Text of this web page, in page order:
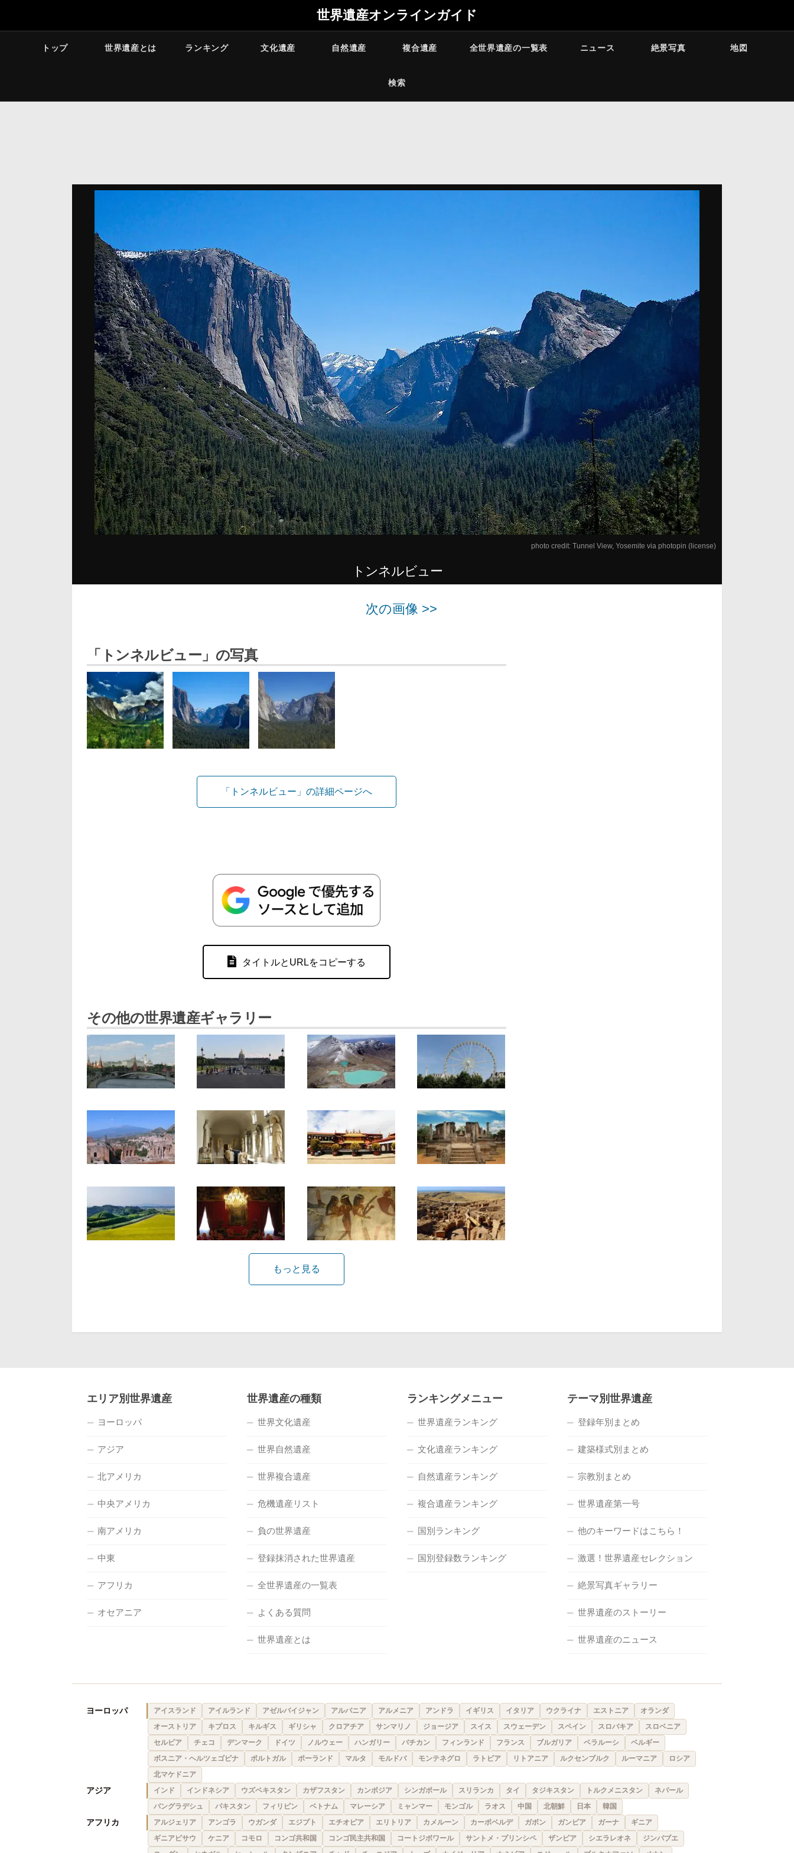
世界遺産オンラインガイド
トップ 世界遺産とは ランキング 文化遺産 自然遺産 複合遺産 全世界遺産の一覧表 ニュース 絶景写真 地図
検索
photo credit: Tunnel View, Yosemite via photopin (license)
トンネルビュー
次の画像 >>
「トンネルビュー」の写真
「トンネルビュー」の詳細ページへ
タイトルとURLをコピーする
その他の世界遺産ギャラリー
もっと見る
エリア別世界遺産
ヨーロッパ
アジア
北アメリカ
中央アメリカ
南アメリカ
中東
アフリカ
オセアニア
世界遺産の種類
世界文化遺産
世界自然遺産
世界複合遺産
危機遺産リスト
負の世界遺産
登録抹消された世界遺産
全世界遺産の一覧表
よくある質問
世界遺産とは
ランキングメニュー
世界遺産ランキング
文化遺産ランキング
自然遺産ランキング
複合遺産ランキング
国別ランキング
国別登録数ランキング
テーマ別世界遺産
登録年別まとめ
建築様式別まとめ
宗教別まとめ
世界遺産第一号
他のキーワードはこちら！
激選！世界遺産セレクション
絶景写真ギャラリー
世界遺産のストーリー
世界遺産のニュース
ヨーロッパ アイスランド アイルランド アゼルバイジャン アルバニア アルメニア アンドラ イギリス イタリア ウクライナ エストニア
オランダ
オーストリア
キプロス キルギス ギリシャ クロアチア サンマリノ ジョージア スイス スウェーデン スペイン スロバキア
スロベニア
セルビア
チェコ デンマーク ドイツ ノルウェー ハンガリー バチカン フィンランド フランス ブルガリア ベラルーシ
ベルギー
ボスニア・ヘルツェゴビナ
ポルトガル ポーランド マルタ モルドバ モンテネグロ ラトビア リトアニア ルクセンブルク ルーマニア
ロシア
北マケドニア
アジア インド インドネシア ウズベキスタン カザフスタン カンボジア シンガポール スリランカ タイ タジキスタン トルクメニスタン
ネパール
バングラデシュ
パキスタン フィリピン ベトナム マレーシア ミャンマー モンゴル ラオス 中国 北朝鮮 日本 韓国
アフリカ アルジェリア アンゴラ ウガンダ エジプト エチオピア エリトリア カメルーン カーボベルデ ガボン ガンビア ガーナ
ギニア
ギニアビサウ
ケニア コモロ コンゴ共和国 コンゴ民主共和国 コートジボワール サントメ・プリンシペ ザンビア シエラレオネ
ジンバブエ